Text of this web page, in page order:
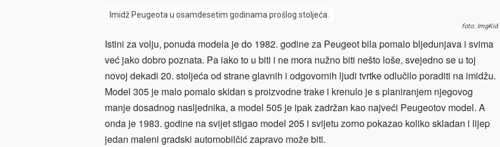
Imidž Peugeota u osamdesetim godinama prošlog stoljeća.
foto: ImgKid
Istini za volju, ponuda modela je do 1982. godine za Peugeot bila pomalo bljedunjava i svima
već jako dobro poznata. Pa iako to u biti i ne mora nužno biti nešto loše, svejedno se u toj
novoj dekadi 20. stoljeća od strane glavnih i odgovornih ljudi tvrtke odlučilo poraditi na imidžu.
Model 305 je malo pomalo skidan s proizvodne trake i krenulo je s planiranjem njegovog
manje dosadnog nasljednika, a model 505 je ipak zadržan kao najveći Peugeotov model. A
onda je 1983. godine na svijet stigao model 205 i svijetu zorno pokazao koliko skladan i lijep
jedan maleni gradski automobilčić zapravo može biti.